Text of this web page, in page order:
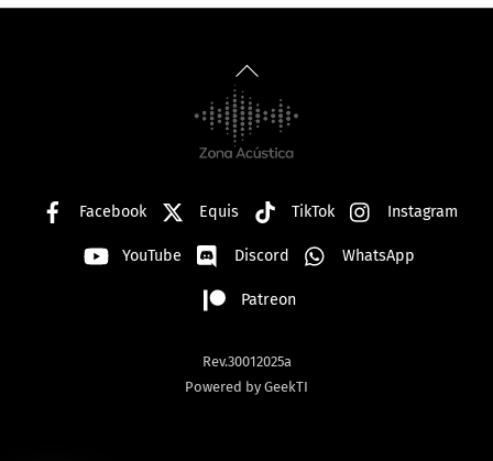
Back
To
Top
Facebook Equis TikTok Instagram
YouTube Discord WhatsApp
Patreon
Rev.30012025a
Powered by GeekTI